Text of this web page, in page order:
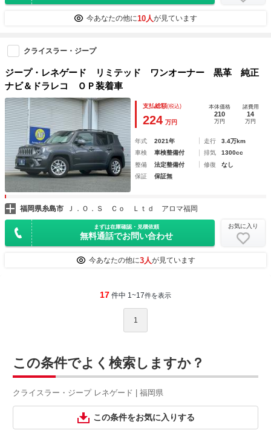
今あなたの他に10人が見ています
クライスラー・ジープ
ジープ・レネゲード リミテッド ワンオーナー 黒革 純正
ナビ＆ドラレコ ＯＰ装着車
支払総額(税込)
224 万円
本体価格
210
万円
諸費用
14
万円
年式 2021年 走行
3.4万km
車検
車検整備付 排気
1300cc
整備
法定整備付 修復
なし
保証
保証無
福岡県糸島市 Ｊ．Ｏ．Ｓ Ｃｏ Ｌｔｄ アロマ福岡
まずは在庫確認・見積依頼
無料通話でお問い合わせ
お気に入り
今あなたの他に3人が見ています
17 件中 1~17件を表示
1
この条件でよく検索しますか？
クライスラー・ジープ レネゲード | 福岡県
この条件をお気に入りする